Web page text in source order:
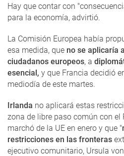
Hay que contar con
para la economía, advirtió.
La Comisión Europea había
esa medida, que no se aplicaría
ciudadanos europeos, a
esencial, y que Francia decidió
mediodía de este martes.
Irlanda no aplicará estas
zona de libre paso común con el
marchó de la UE en enero y que "
restricciones en las fronteras
ejecutivo comunitario, Ursula von